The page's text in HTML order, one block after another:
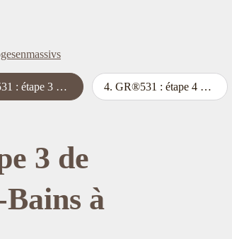
View picture in full screen
les-Bains à Lichtenberg 4.GR®531 : étape 4 de Lichtenberg à La Petite Pierre
3 de
à